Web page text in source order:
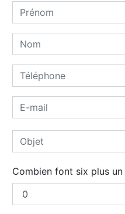
Combien font six plus un